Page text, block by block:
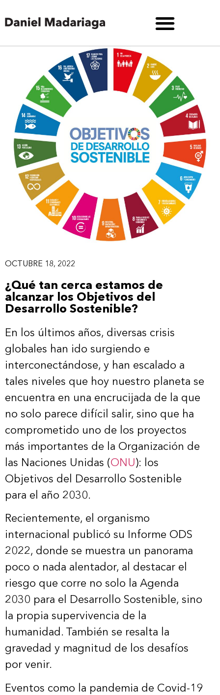
OCTUBRE 18, 2022
¿Qué tan cerca estamos de
alcanzar los Objetivos del
Desarrollo Sostenible?
En los últimos años, diversas crisis
globales han ido surgiendo e
interconectándose, y han escalado a
tales niveles que hoy nuestro planeta se
encuentra en una encrucijada de la que
no solo parece difícil salir, sino que ha
comprometido uno de los proyectos
más importantes de la Organización de
las Naciones Unidas (ONU): los
Objetivos del Desarrollo Sostenible
para el año 2030.
Recientemente, el organismo
internacional publicó su Informe ODS
2022, donde se muestra un panorama
poco o nada alentador, al destacar el
riesgo que corre no solo la Agenda
2030 para el Desarrollo Sostenible, sino
la propia supervivencia de la
humanidad. También se resalta la
gravedad y magnitud de los desafíos
por venir.
Eventos como la pandemia de Covid-19